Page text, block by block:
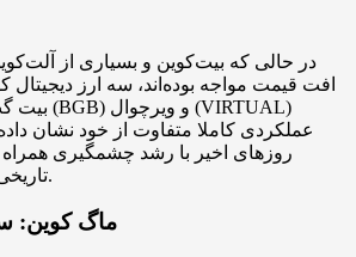
در حالی که بیت‌کوین و بسیاری از
افت قیمت مواجه بوده‌اند، سه ارز
عملکردی کاملا متفاوت از خود نشان
روزهای اخیر با رشد چشمگیری
تاریخی جدیدی دست یافته‌اند.
ماگ کوین: